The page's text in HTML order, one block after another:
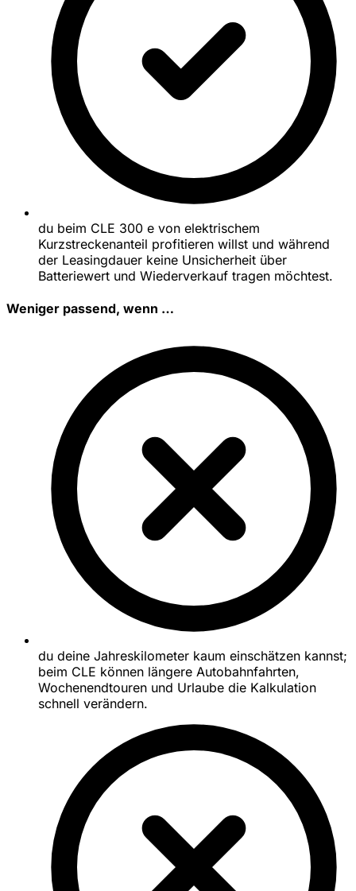
du beim CLE 300 e von elektrischem
Kurzstreckenanteil profitieren willst und während
der Leasingdauer keine Unsicherheit über
Batteriewert und Wiederverkauf tragen möchtest.
Weniger passend, wenn …
du deine Jahreskilometer kaum einschätzen kannst;
beim CLE können längere Autobahnfahrten,
Wochenendtouren und Urlaube die Kalkulation
schnell verändern.